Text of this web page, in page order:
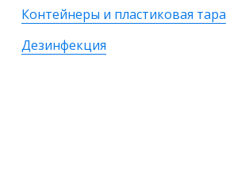
Контейнеры и пластиковая тара
Дезинфекция